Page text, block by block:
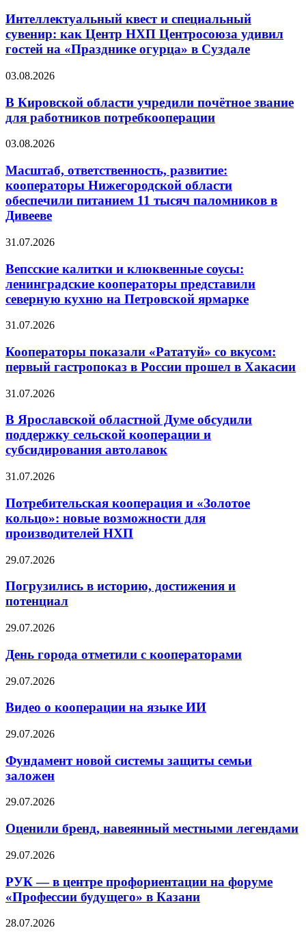
Интеллектуальный квест и специальный
сувенир: как Центр НХП Центросоюза удивил
гостей на «Празднике огурца» в Суздале
03.08.2026
В Кировской области учредили почётное звание
для работников потребкооперации
03.08.2026
Масштаб, ответственность, развитие:
кооператоры Нижегородской области
обеспечили питанием 11 тысяч паломников в
Дивееве
31.07.2026
Вепсские калитки и клюквенные соусы:
ленинградские кооператоры представили
северную кухню на Петровской ярмарке
31.07.2026
Кооператоры показали «Рататуй» со вкусом:
первый гастропоказ в России прошел в Хакасии
31.07.2026
В Ярославской областной Думе обсудили
поддержку сельской кооперации и
субсидирования автолавок
31.07.2026
Потребительская кооперация и «Золотое
кольцо»: новые возможности для
производителей НХП
29.07.2026
Погрузились в историю, достижения и
потенциал
29.07.2026
День города отметили с кооператорами
29.07.2026
Видео о кооперации на языке ИИ
29.07.2026
Фундамент новой системы защиты семьи
заложен
29.07.2026
Оценили бренд, навеянный местными легендами
29.07.2026
РУК — в центре профориентации на форуме
«Профессии будущего» в Казани
28.07.2026